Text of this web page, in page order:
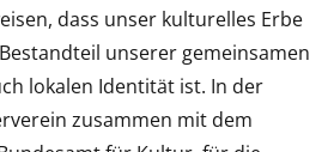
dass unser kulturelles Erbe
unserer gemeinsamen
lokalen Identität ist. In der
zusammen mit dem